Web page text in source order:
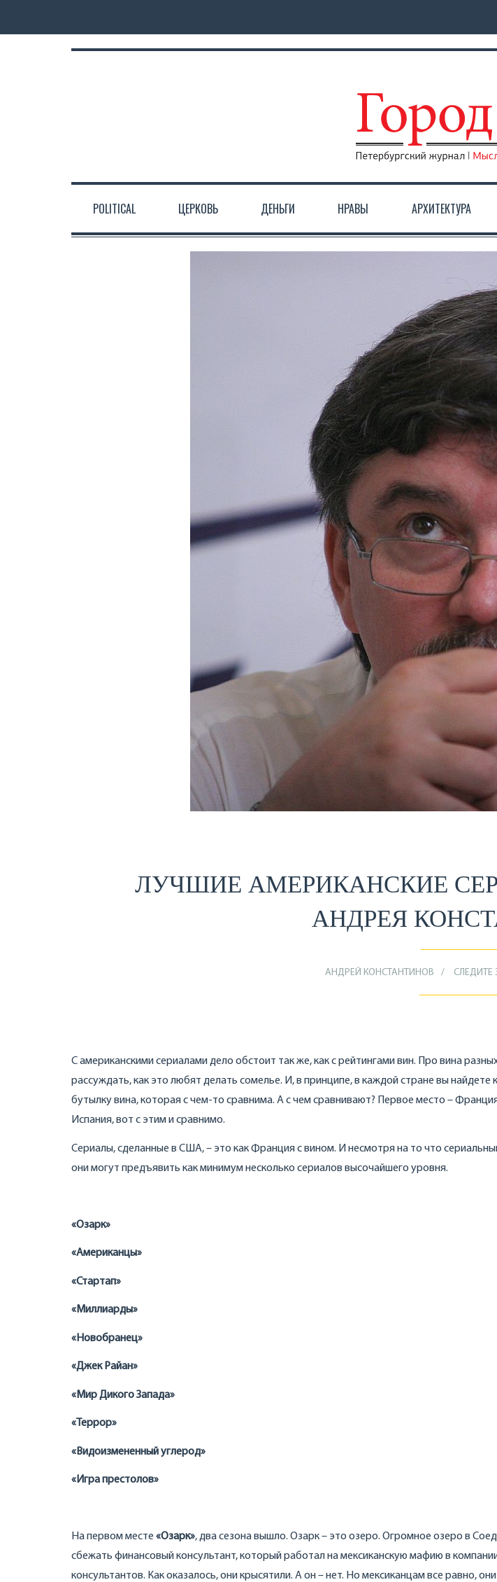
POLITICAL ЦЕРКОВЬ ДЕНЬГИ НРАВЫ АРХИТЕКТУРА
ЛУЧШИЕ АМЕРИКАНСКИЕ
АНДРЕЯ
АНДРЕЙ КОНСТАНТИНОВ
С американскими сериалами дело обстоит так же, как с рейтингами вин. Про вина
рассуждать, как это любят делать сомелье. И, в принципе, в каждой стране вы
бутылку вина, которая с чем-то сравнима. А с чем сравнивают? Первое место –
Испания, вот с этим и сравнимо.
Сериалы, сделанные в США, – это как Франция с вином. И несмотря на то что
они могут предъявить как минимум несколько сериалов высочайшего уровня.
«Озарк»
«Американцы»
«Стартап»
«Миллиарды»
«Новобранец»
«Джек Райан»
«Мир Дикого Запада»
«Террор»
«Видоизмененный углерод»
«Игра престолов»
На первом месте «Озарк», два сезона вышло. Озарк – это озеро. Огромное озеро в
сбежать финансовый консультант, который работал на мексиканскую мафию в
консультантов. Как оказалось, они крысятили. А он – нет. Но мексиканцам все равно,